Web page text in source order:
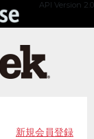
API Version 2.0
新規会員登録